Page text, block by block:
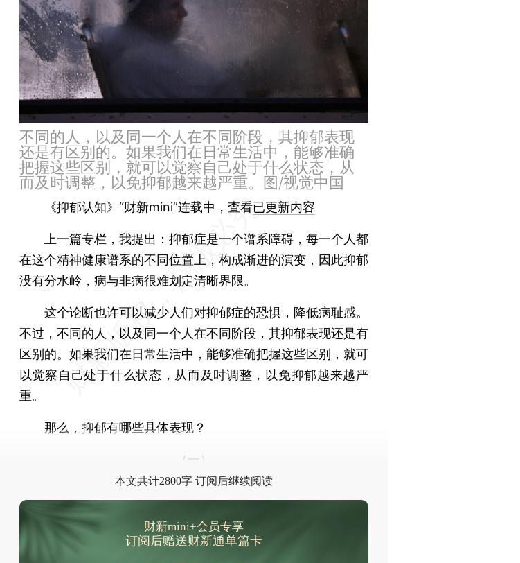
不同的人，以及同一个人在不同阶段，其抑郁表现
还是有区别的。如果我们在日常生活中，能够准确
把握这些区别，就可以觉察自己处于什么状态，从
而及时调整，以免抑郁越来越严重。图/视觉中国
《抑郁认知》“财新mini”连载中，查看已更新内容
上一篇专栏，我提出：抑郁症是一个谱系障碍，每一个人都
在这个精神健康谱系的不同位置上，构成渐进的演变，因此抑郁
没有分水岭，病与非病很难划定清晰界限。
这个论断也许可以减少人们对抑郁症的恐惧，降低病耻感。
不过，不同的人，以及同一个人在不同阶段，其抑郁表现还是有
区别的。如果我们在日常生活中，能够准确把握这些区别，就可
以觉察自己处于什么状态，从而及时调整，以免抑郁越来越严
重。
那么，抑郁有哪些具体表现？
（一）
本文共计2800字 订阅后继续阅读
财新mini+会员专享
订阅后赠送财新通单篇卡